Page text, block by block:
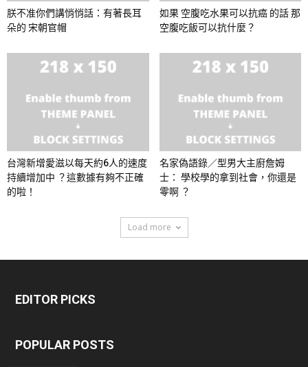
朕不准你們講悄悄話：有著長耳
朵的 宋朝官帽
如果 空腹吃水果可以抗癌 的話 那
空腹吃飯可以抗什麼？
台灣新增愛滋以每天約6人的速度
持續增加中 ？這數據有夠不正確
的啦！
名家偽語錄／型男大主廚詹姆
士： 學校學的拿到社會，你還是
零啊 ？
Load more
EDITOR PICKS
POPULAR POSTS